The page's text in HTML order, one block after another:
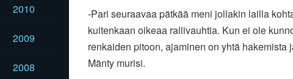
2010
2009
2008
-Pari seuraavaa pätkää meni jollakin lailla
kuitenkaan oikeaa rallivauhtia. Kun ei ole
renkaiden pitoon, ajaminen on yhtä hakemista
Mänty murisi.